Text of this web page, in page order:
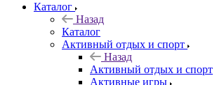
Каталог
Назад
Каталог
Активный отдых и спорт
Назад
Активный отдых и спорт
Активные игры